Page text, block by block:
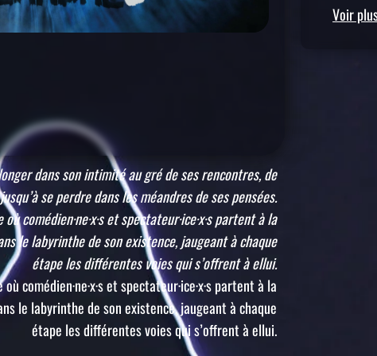
dans son intimité au gré de ses rencontres, de
se perdre dans les méandres de ses pensées.
comédien·ne·x·s et spectateur·ice·x·s partent à la
le labyrinthe de son existence, jaugeant à chaque
étape les différentes voies qui s’offrent à ellui.
comédien·ne·x·s et spectateur·ice·x·s partent à la
le labyrinthe de son existence, jaugeant à chaque
étape les différentes voies qui s’offrent à ellui.
Voir